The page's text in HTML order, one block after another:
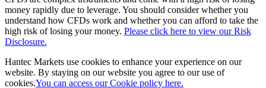
money rapidly due to leverage. You should consider whether you
understand how CFDs work and whether you can afford to take the
high risk of losing your money. Please click here to view our Risk
Disclosure.
Hantec Markets use cookies to enhance your experience on our
website. By staying on our website you agree to our use of
cookies.You can access our Cookie policy here.